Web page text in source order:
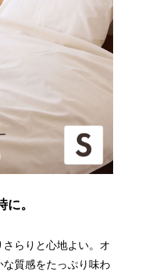
。
らりと心地よい。オ
質感をたっぷり味わ